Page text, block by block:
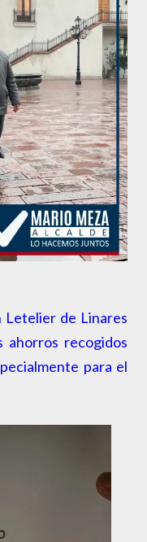
Letelier de Linares
ahorros recogidos
para el